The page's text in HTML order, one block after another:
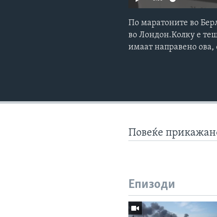
По маратоните во
во Лондон.Колку е
имаат направено ова,
Повеќе
Епизоди